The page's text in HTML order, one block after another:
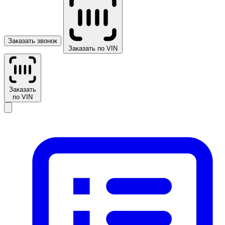
Заказать звонок
Заказать по VIN
Заказать
по VIN